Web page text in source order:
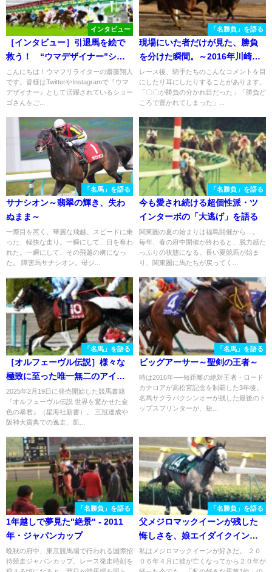
インタビュー
［インタビュー］引退馬を絵で
救う！ “ウマデザイナー”ショ
ーゴさんに直撃取材
こんにちは！ウマフリライターの齋藤翔人
です。皆様はTwitterやInstagramで『ウマ
デザイナー』として活躍されているショー
ゴさんをご...
「名勝負」を語る
現場にいた者だけが見た、勝負
を分けた瞬間。～2016年川崎記
念～
レース後、騎手たちのこんなコメントを目
にしたり耳にしたりすることがあります。
「〇〇が勝負の分かれ目だった」「勝負ど
ころで置かれてしまった」...
「名馬」を語る
サナシオン～翡翠の輝き、失わ
ぬまま～
一際目を惹く、華麗な飛越。スピードに乗
った、軽快な走り。一瞬にして、目を奪わ
れた。一瞬にして、その飛越の虜になっ
た。 障害馬サナシオン。母ジ...
「名勝負」を語る
今も愛され続ける超個性派・ツ
インターボの「大逃げ」を語る
関東圏の夏の始まりは福島開催から…。
毎年、春の府中開催が終わると、脱力感た
っぷりの状態になる。長い夏競馬が始ま
り、関東圏に馬たちが戻ってく...
「名馬」を語る
［オルフェーヴル伝説］様々な
極致に至った唯一無二のアイド
ル、メロディーレーン。その
「外れ値」ぶりを振り返る
2025年2月19日に発売開始した競馬書籍
『オルフェーヴル伝説 世界を驚かせた金
色の暴君』（星海社新書）。 三冠達成や
阪神大賞典での逸走、凱...
「名馬」を語る
ビッグアーサー～聖剣の王者～
時は2016年──短距離の絶対王者・ロード
カナロアが高松宮記念を制覇した3年後。
名馬サクラバクシンオーが残した最後のト
ップスプリンターが、短...
「名勝負」を語る
1年越しで夢見た"絶景" - 2011
年・ジャパンカップ
晩秋の府中、東京競馬場で行われる国際招
待競走ジャパンカップ。レース発走時刻を
「名勝負」を語る
父メジロマックイーンが残した
悔しさを、娘エイダイクインが
回収した日 - 1998年クイーンカ
ップ
私はメジロマックイーンが好きだ。 ２０
０６年４月に彼が亡くなってから２０年が